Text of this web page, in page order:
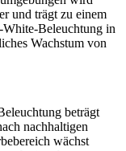
und trägt zu einem
White-Beleuchtung in
Wachstum von
beträgt
nachhaltigen
wächst